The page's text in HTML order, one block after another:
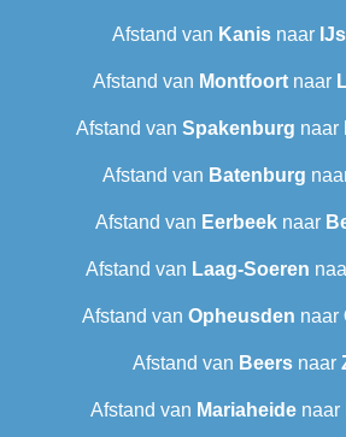
Afstand van Kanisnaar
Afstand van Montfoortnaar
Afstand van Spakenburg naar
Afstand van Batenburg
Afstand van Eerbeek naar
Afstand van Laag-Soeren
Afstand van Opheusden naar
Afstand van Beers naar
Afstand van Mariaheide naar